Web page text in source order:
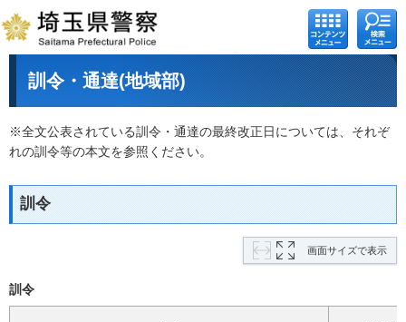
コンテ
ンツメ
ニュー
検索メ
ニュー
訓令・通達(地域部)
※全文公表されている訓令・通達の最終改正日については、それぞ
れの訓令等の本文を参照ください。
訓令
画面サイズで表示
訓令